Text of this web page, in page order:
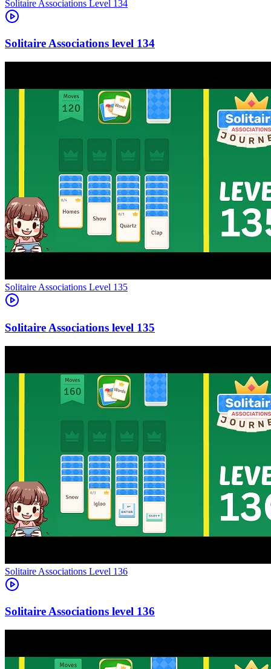
Level 134
134
Level 135
135
Level 136
136